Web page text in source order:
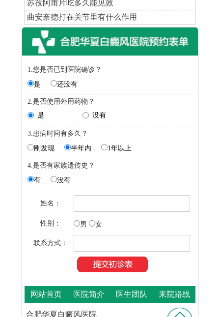
苏孜阿甫片吃多久能见效
曲安奈德打在关节里有什么作用
1.您是否已到医院确诊？
是
还没有
2.是否使用外用药物？
是
没有
3.患病时间有多久？
刚发现
半年内 1年以上
4.是否有家族遗传史？
有
没有
姓名：
性别： 男 女
联系方式：
网站首页 医院简介 医生团队 来院路线
合肥华夏白癜风医院